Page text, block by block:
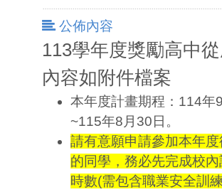
公佈內容
113學年度獎勵高中
內容如附件檔案
本年度計畫期程：114年
~115年8月30日。
請有意願申請參加本年
的同學，務必先完成校內
時數(需包含職業安全訓